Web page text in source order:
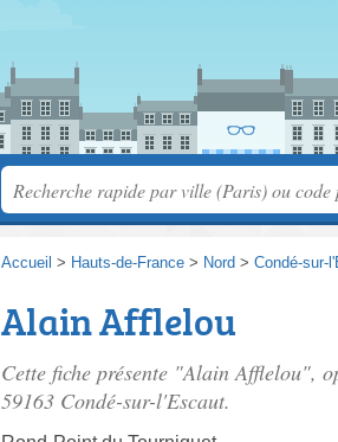
Accueil > Hauts-de-France > Nord > Condé-sur-
Alain Afflelou
Cette fiche présente "Alain Afflelou",
59163 Condé-sur-l'Escaut.